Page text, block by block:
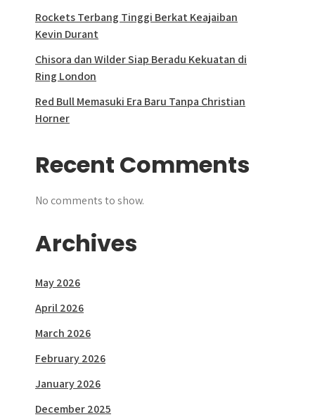
Rockets Terbang Tinggi Berkat Keajaiban
Kevin Durant
Chisora dan Wilder Siap Beradu Kekuatan di
Ring London
Red Bull Memasuki Era Baru Tanpa Christian
Horner
Recent Comments
No comments to show.
Archives
May 2026
April 2026
March 2026
February 2026
January 2026
December 2025